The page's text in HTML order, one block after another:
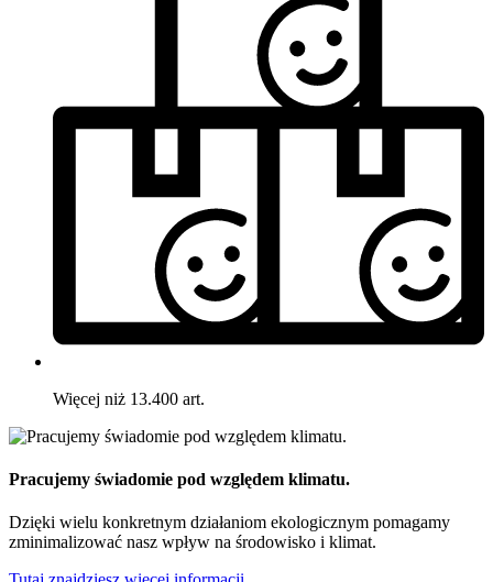
Więcej niż 13.400 art.
Pracujemy świadomie pod względem klimatu.
Dzięki wielu konkretnym działaniom ekologicznym pomagamy
zminimalizować nasz wpływ na środowisko i klimat.